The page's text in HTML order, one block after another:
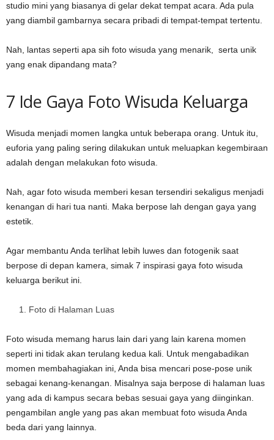
studio mini yang biasanya di gelar dekat tempat acara. Ada pula
yang diambil gambarnya secara pribadi di tempat-tempat tertentu.
Nah, lantas seperti apa sih foto wisuda yang menarik, serta unik
yang enak dipandang mata?
7 Ide Gaya Foto Wisuda Keluarga
Wisuda menjadi momen langka untuk beberapa orang. Untuk itu,
euforia yang paling sering dilakukan untuk meluapkan kegembiraan
adalah dengan melakukan foto wisuda.
Nah, agar foto wisuda memberi kesan tersendiri sekaligus menjadi
kenangan di hari tua nanti. Maka berpose lah dengan gaya yang
estetik.
Agar membantu Anda terlihat lebih luwes dan fotogenik saat
berpose di depan kamera, simak 7 inspirasi gaya foto wisuda
keluarga berikut ini.
Foto di Halaman Luas
Foto wisuda memang harus lain dari yang lain karena momen
seperti ini tidak akan terulang kedua kali. Untuk mengabadikan
momen membahagiakan ini, Anda bisa mencari pose-pose unik
sebagai kenang-kenangan. Misalnya saja berpose di halaman luas
yang ada di kampus secara bebas sesuai gaya yang diinginkan.
pengambilan angle yang pas akan membuat foto wisuda Anda
beda dari yang lainnya.